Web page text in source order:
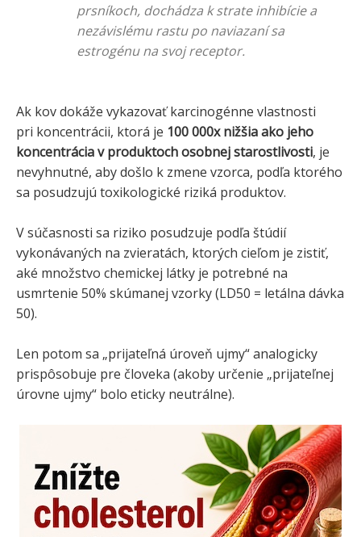
prsníkoch, dochádza k strate inhibície a
nezávislému rastu po naviazaní sa
estrogénu na svoj receptor.
Ak kov dokáže vykazovať karcinogénne vlastnosti
pri koncentrácii, ktorá je 100 000x nižšia ako jeho
koncentrácia v produktoch osobnej starostlivosti, je
nevyhnutné, aby došlo k zmene vzorca, podľa ktorého
sa posudzujú toxikologické riziká produktov.
V súčasnosti sa riziko posudzuje podľa štúdií
vykonávaných na zvieratách, ktorých cieľom je zistiť,
aké množstvo chemickej látky je potrebné na
usmrtenie 50% skúmanej vzorky (LD50 = letálna dávka
50).
Len potom sa „prijateľná úroveň ujmy“ analogicky
prispôsobuje pre človeka (akoby určenie „prijateľnej
úrovne ujmy“ bolo eticky neutrálne).